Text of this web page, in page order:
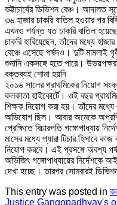
ভট্টাচার্যের ডিভিশন বেঞ্চ। আদালত
৩৬ হাজার চাকরি বাতিল হওয়ার পর
এখনও পর্যন্ত যত চাকরি বাতিল
চাকরি হারিয়েছেন, তাঁদের মধ্যে
বেঞ্চে এসেছে পর্ষদও। দুটি মামলাই
শুনানি একসঙ্গে হতে পারে।
বক্তব্যই শোনা হয়নি
২০১৬ সালের প্রাথমিকের নিয়োগ
কলকাতা হাইকোর্টে। ওই বছর
শিক্ষক নিয়োগ করা হয়। তাঁদের মধ্যে
অভিযোগ ছিল। আবার অনেকে
প্রেক্ষিতে বিচারপতি গঙ্গোপাধ্যায়
মাসের মধ্যে প্যারা টিচার হিসাবে
নিয়োগ করবে। এই প্রসঙ্গে অবশ্য
অভিজিৎ গঙ্গোপাধ্যায়ের নির্দেশকে
দেখা হচ্ছে। তারপর সোমবারই
This entry was posted in
Justice Gangopadhyay's